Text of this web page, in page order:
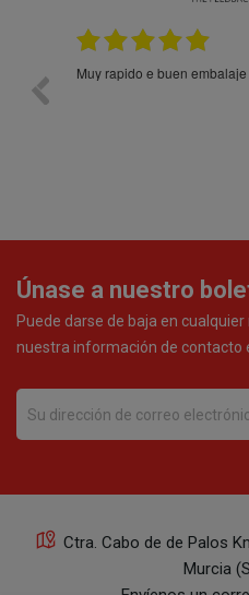
Prodotti di qualità. Sito
Únase a nuestro
Puede darse de baja en
nuestra información de contacto
Ctra. Cabo de de Palos
Murcia